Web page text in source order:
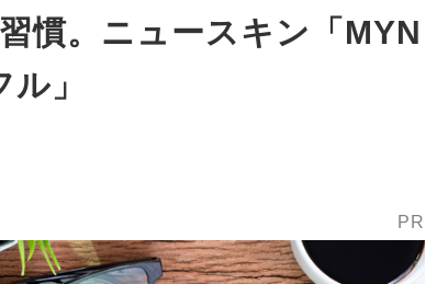
慣。ニュースキン「MYN
」
PR